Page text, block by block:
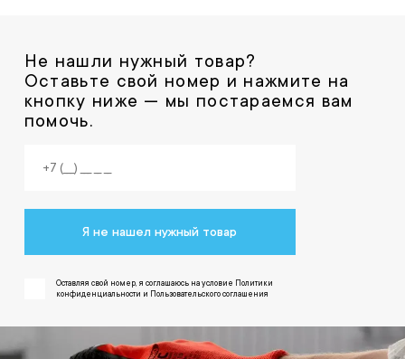
Не нашли нужный товар?
Оставьте свой номер и нажмите на
кнопку ниже — мы постараемся вам
помочь.
Я не нашел нужный товар
Оставляя свой номер, я соглашаюсь на условие Политики
конфиденциальности и Пользовательского соглашения